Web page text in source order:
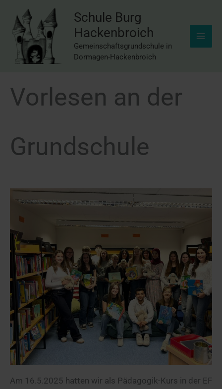
springen
Inhalt
springen
Schule Burg
Hackenbroich
Gemeinschaftsgrundschule in
Dormagen-Hackenbroich
Vorlesen an der
Grundschule
Am 16.5.2025 hatten wir als Pädagogik-Kurs in der EF